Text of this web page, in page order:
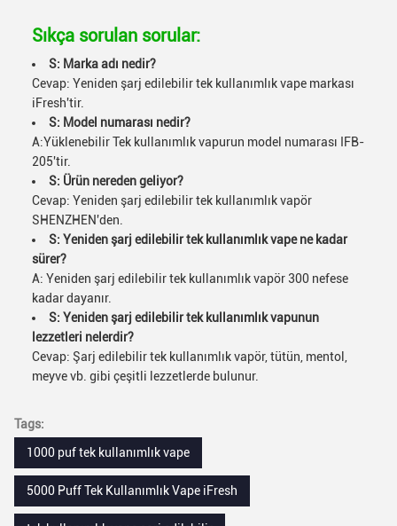
Sıkça sorulan sorular:
S: Marka adı nedir?
Cevap: Yeniden şarj edilebilir tek kullanımlık vape markası
iFresh'tir.
S: Model numarası nedir?
A:Yüklenebilir Tek kullanımlık vapurun model numarası IFB-
205'tir.
S: Ürün nereden geliyor?
Cevap: Yeniden şarj edilebilir tek kullanımlık vapör
SHENZHEN'den.
S: Yeniden şarj edilebilir tek kullanımlık vape ne kadar
sürer?
A: Yeniden şarj edilebilir tek kullanımlık vapör 300 nefese
kadar dayanır.
S: Yeniden şarj edilebilir tek kullanımlık vapunun
lezzetleri nelerdir?
Cevap: Şarj edilebilir tek kullanımlık vapör, tütün, mentol,
meyve vb. gibi çeşitli lezzetlerde bulunur.
Tags:
1000 puf tek kullanımlık vape
5000 Puff Tek Kullanımlık Vape iFresh